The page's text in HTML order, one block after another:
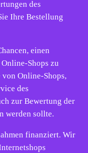
des
Ihre Bestellung
einen
Shops zu
Online-Shops,
des
zur Bewertung der
werden sollte.
finanziert. Wir